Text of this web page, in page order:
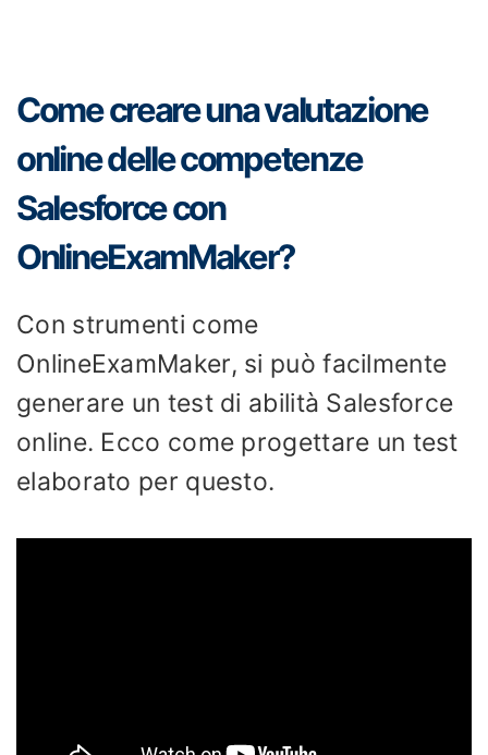
Come creare una valutazione
online delle competenze
Salesforce con
OnlineExamMaker?
Con strumenti come
OnlineExamMaker, si può facilmente
generare un test di abilità Salesforce
online. Ecco come progettare un test
elaborato per questo.